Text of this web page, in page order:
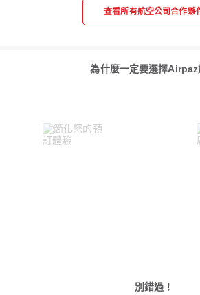
查看所有航空公司合作夥
為什麼一定要選擇Airpaz
別錯過！